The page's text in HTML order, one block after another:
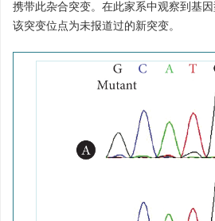
携带此杂合突变。在此家系中观察到基
该突变位点为未报道过的新突变。